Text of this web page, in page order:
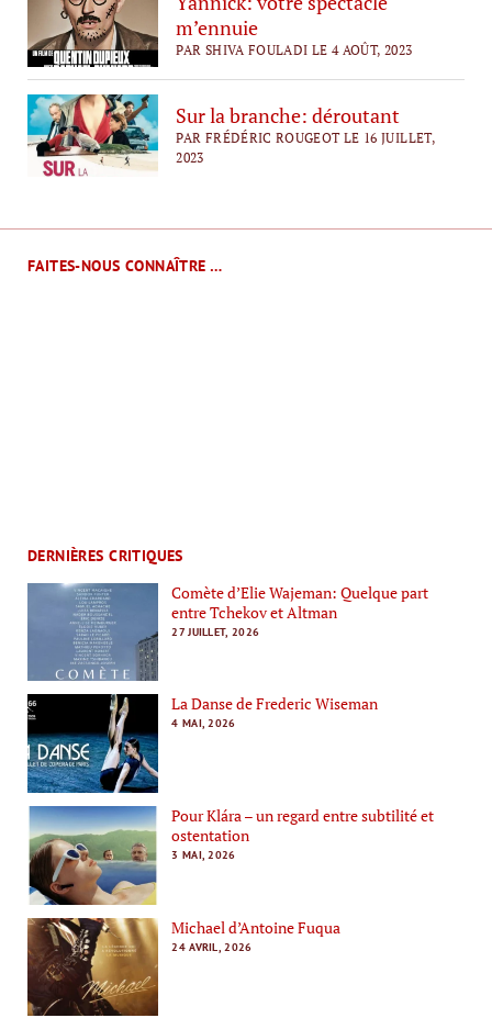
FAITES-NOUS CONNAÎTRE …
DERNIÈRES CRITIQUES
Comète d’Elie Wajeman: Quelque part
entre Tchekov et Altman
27 JUILLET, 2026
La Danse de Frederic Wiseman
4 MAI, 2026
Pour Klára – un regard entre subtilité et
ostentation
3 MAI, 2026
Michael d’Antoine Fuqua
24 AVRIL, 2026
m’ennuie
PAR SHIVA FOULADI LE 4 AOÛT, 2023
Sur la branche: déroutant
PAR FRÉDÉRIC ROUGEOT LE 16 JUILLET,
2023